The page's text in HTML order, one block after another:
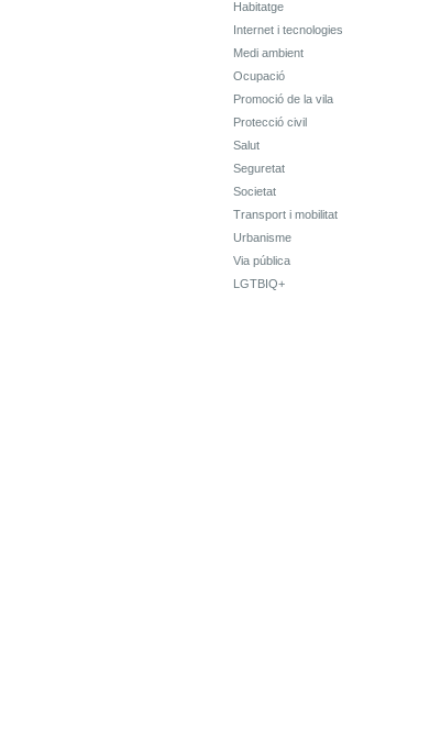
Habitatge
Internet i tecnologies
Medi ambient
Ocupació
Promoció de la vila
Protecció civil
Salut
Seguretat
Societat
Transport i mobilitat
Urbanisme
Via pública
LGTBIQ+